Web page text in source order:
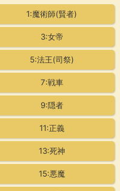
1:魔術師(賢者)
3:女帝
5:法王(司祭)
7:戦車
9:隠者
11:正義
13:死神
15:悪魔